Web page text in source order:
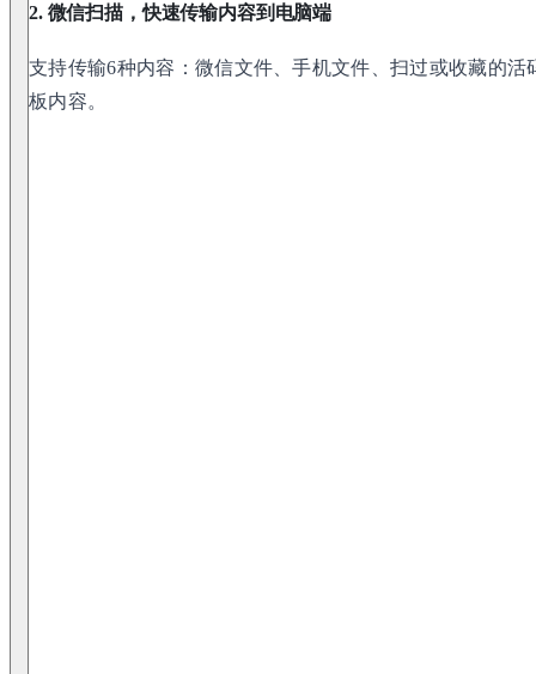
2. 微信扫描，快速传输内容到电脑端
支持传输6种内容：微信文件、手机文件、扫过或收藏的
板内容。